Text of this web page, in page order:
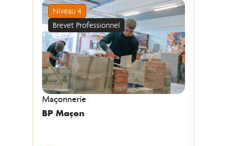
Niveau 4
Brevet Professionnel
Maçonnerie
BP Maçon